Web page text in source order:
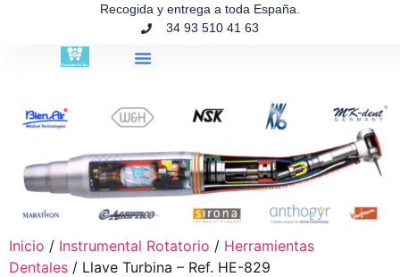
Recogida y entrega a toda España.
34 93 510 41 63
Inicio / Instrumental Rotatorio / Herramientas
Dentales / Llave Turbina – Ref. HE-829